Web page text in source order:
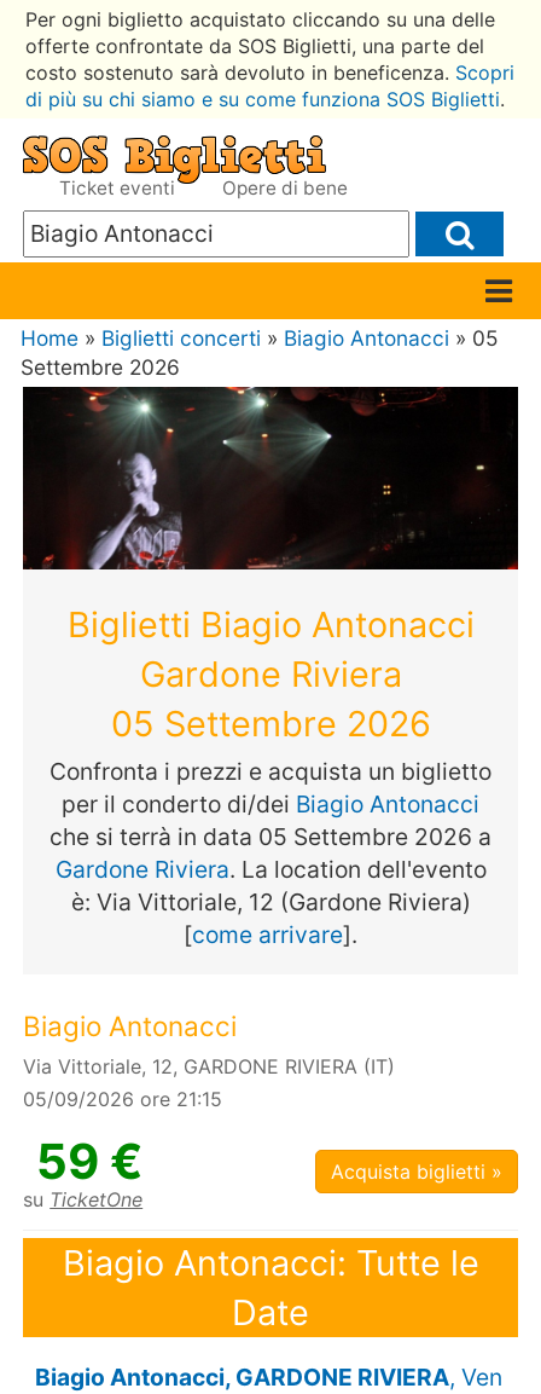
Per ogni biglietto acquistato cliccando su una delle
offerte confrontate da SOS Biglietti, una parte del
costo sostenuto sarà devoluto in beneficenza. Scopri
di più su chi siamo e su come funziona SOS Biglietti.
Ticket eventi Opere di bene
Home » Biglietti concerti » Biagio Antonacci » 05
Settembre 2026
Biglietti Biagio Antonacci
Gardone Riviera
05 Settembre 2026
Confronta i prezzi e acquista un biglietto
per il conderto di/dei Biagio Antonacci
che si terrà in data 05 Settembre 2026 a
Gardone Riviera. La location dell'evento
è: Via Vittoriale, 12 (Gardone Riviera)
[come arrivare].
Biagio Antonacci
Via Vittoriale, 12, GARDONE RIVIERA (IT)
05/09/2026 ore 21:15
59 €
su TicketOne
Acquista biglietti »
Biagio Antonacci: Tutte le
Date
Biagio Antonacci, GARDONE RIVIERA, Ven